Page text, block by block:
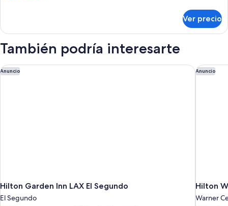
Queen
Ver precio
También podría interesarte
Anuncio
Hilton Garden Inn LAX El Segundo
El Segundo
Hilton Garden Inn LAX El Segundo Anuncio
Hilton
Warner
Hilton